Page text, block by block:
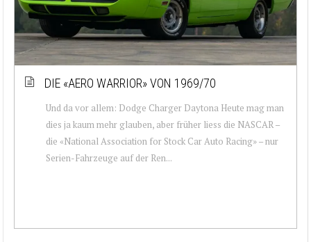
DIE «AERO WARRIOR» VON 1969/70
Und da vor allem: Dodge Charger Daytona Heute mag man
dies ja kaum mehr glauben, aber früher liess die NASCAR –
die «National Association for Stock Car Auto Racing» – nur
Serien-Fahrzeuge auf der Ren...